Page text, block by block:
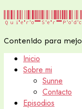
Quiero
Podcaster
Quiero Ser
Contenido para
Inicio
Sobre mi
Sunne
Contacto
Episodios